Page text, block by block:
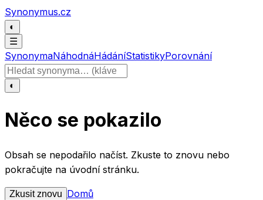
Přeskočit na obsah
Synonymus.cz
◐
☰
SynonymaNáhodnáHádáníStatistikyPorovnání
Hledat slovo
◐
Něco se pokazilo
Obsah se nepodařilo načíst. Zkuste to znovu nebo
pokračujte na úvodní stránku.
Zkusit znovu Domů